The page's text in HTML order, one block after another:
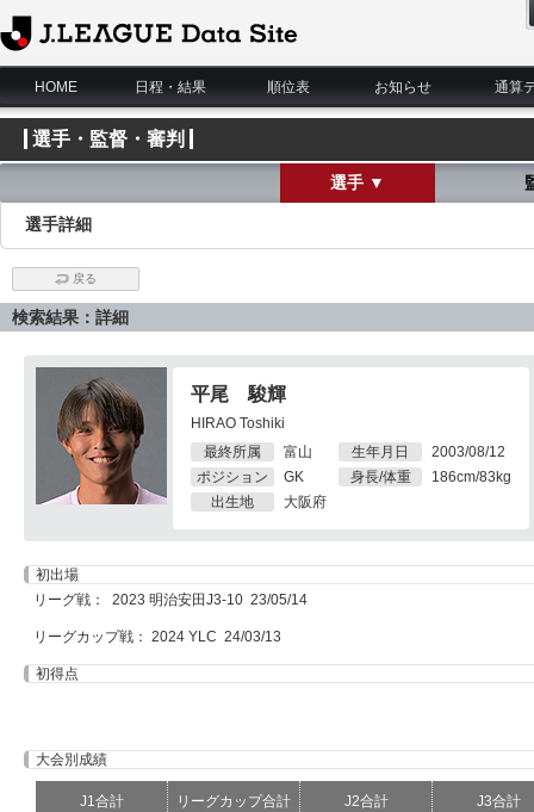
J.League Data Site
HOME
日程・結果 順位表 お知らせ 通算
選手・監督・審判
選手 ▼
選手詳細
戻る
検索結果：詳細
平尾 駿輝
HIRAO Toshiki
最終所属
富山
ポジション
GK
出生地
大阪府
生年月日
2003/08/12
身長/体重
186cm/83kg
初出場
リーグ戦： 2023 明治安田J3-10 23/05/14
リーグカップ戦： 2024 YLC 24/03/13
初得点
大会別成績
J1合計 リーグカップ合計 J2合計
J3合計